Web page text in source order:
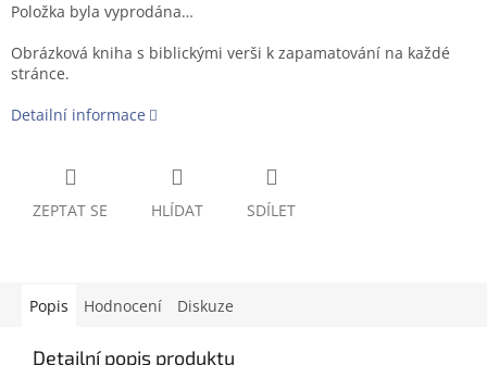
Položka byla vyprodána…
Obrázková kniha s biblickými verši k zapamatování na každé
stránce.
Detailní informace
ZEPTAT SE HLÍDAT SDÍLET
Popis Hodnocení Diskuze
Detailní popis produktu